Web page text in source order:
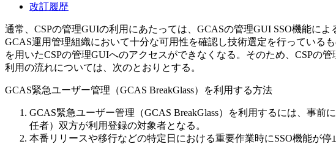
改訂履歴
通常、CSPの管理GUIの利用にあたっては、GCASの管理GUI SSO機能によ
GCAS運用管理組織において十分な可用性を確認し技術選定を行っている
を用いたCSPの管理GUIへのアクセスができなくなる。そのため、CSPの
利用の流れについては、次のとおりとする。
GCAS緊急ユーザー管理（GCAS BreakGlass）を利用する方法
GCAS緊急ユーザー管理（GCAS BreakGlass）を利用するには、事
任者）双方が利用登録の対象者となる。
本番リリースや移行などの特定日における重要作業時にSSO機能が